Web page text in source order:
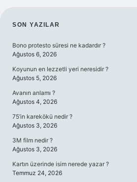
SIDEBAR
SON YAZILAR
Bono protesto süresi ne kadardır ?
Ağustos 6, 2026
Koyunun en lezzetli yeri neresidir ?
Ağustos 5, 2026
Avanın anlamı ?
Ağustos 4, 2026
75’in karekökü nedir ?
Ağustos 3, 2026
3M film nedir ?
Ağustos 3, 2026
Kartın üzerinde isim nerede yazar ?
Temmuz 24, 2026